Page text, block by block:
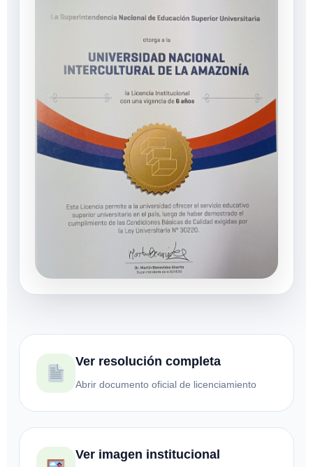
Ver resolución completa
Abrir documento oficial de licenciamiento
Ver imagen institucional